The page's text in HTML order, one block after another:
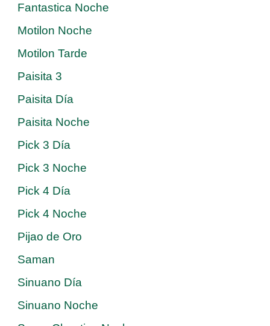
Fantastica Noche
Motilon Noche
Motilon Tarde
Paisita 3
Paisita Día
Paisita Noche
Pick 3 Día
Pick 3 Noche
Pick 4 Día
Pick 4 Noche
Pijao de Oro
Saman
Sinuano Día
Sinuano Noche